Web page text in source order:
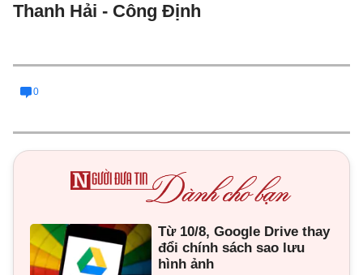
Thanh Hải - Công Định
0
Từ 10/8, Google Drive thay
đổi chính sách sao lưu
hình ảnh